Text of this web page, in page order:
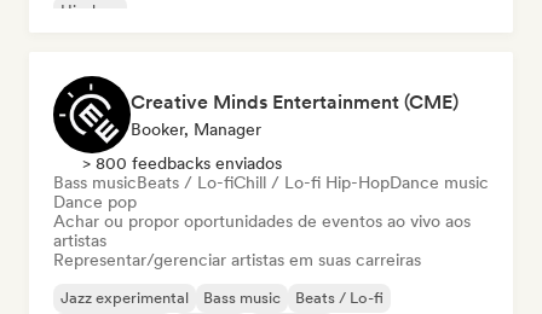
Hip-hop
Creative Minds Entertainment (CME)
Booker, Manager
> 800 feedbacks enviados
Bass musicBeats / Lo-fiChill / Lo-fi Hip-HopDance music
Dance pop
Achar ou propor oportunidades de eventos ao vivo aos
artistas
Representar/gerenciar artistas em suas carreiras
Jazz experimental Bass music
Beats / Lo-fi